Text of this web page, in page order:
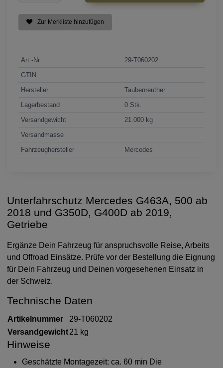
Zur Merkliste hinzufügen
Art.-Nr.
29-T060202
GTIN
Hersteller
Taubenreuther
Lagerbestand
0 Stk.
Versandgewicht
21.000 kg
Versandmasse
Fahrzeughersteller
Mercedes
Unterfahrschutz Mercedes G463A, 500 ab
2018 und G350D, G400D ab 2019,
Getriebe
Ergänze Dein Fahrzeug für anspruchsvolle Reise, Arbeits
und Offroad Einsätze. Prüfe vor der Bestellung die Eignung
für Dein Fahrzeug und Deinen vorgesehenen Einsatz in
der Schweiz.
Technische Daten
Artikelnummer
29-T060202
Versandgewicht21 kg
Hinweise
Geschätzte Montagezeit: ca. 60 min Die